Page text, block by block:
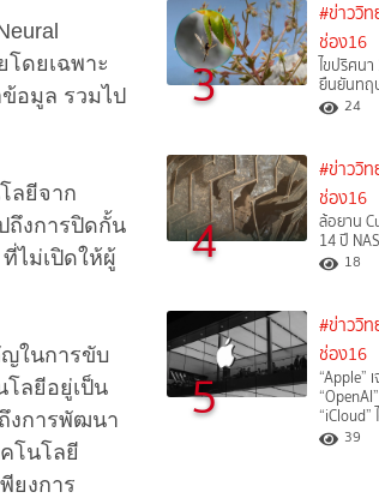
โดยเฉพาะ
อมูล รวมไป
ลยีจาก
ถึงการปิดกั้น
ที่ไม่เปิดให้ผู้
ในการขับ
โลยีอยู่เป็น
งการพัฒนา
โนโลยี
ยงการ
3
#ข่าววิท
ช่อง16
ไขปริศน
ยืนยันทฤ
24
4
#ข่าววิท
ช่อง16
ล้อยาน
14 ปี
18
5
#ข่าววิท
ช่อง16
“Apple”
“iCloud”
39